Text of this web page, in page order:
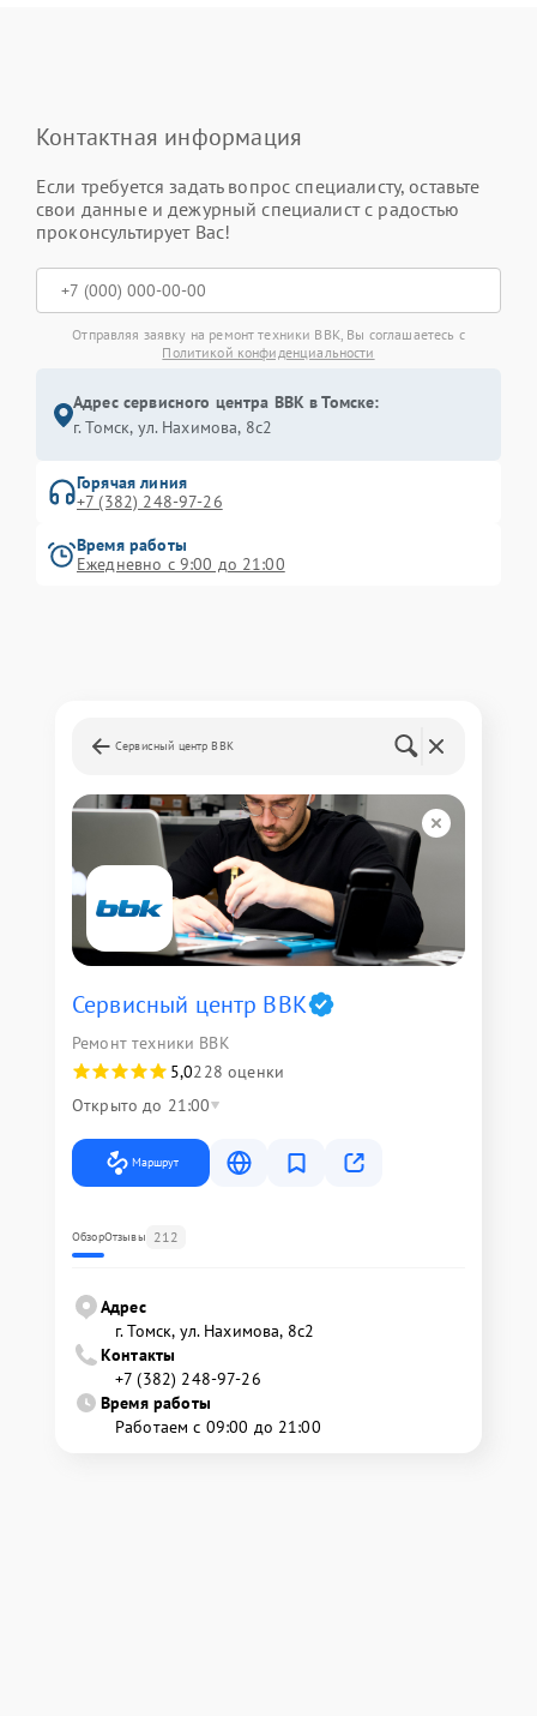
Контактная информация
Если требуется задать вопрос специалисту, оставьте
свои данные и дежурный специалист с радостью
проконсультирует Вас!
Отправляя заявку на ремонт техники BBK, Вы соглашаетесь с
Политикой конфиденциальности
Адрес сервисного центра BBK в Томске:
г. Томск, ул. Нахимова, 8с2
Горячая линия
+7 (382) 248-97-26
Время работы
Ежедневно с 9:00 до 21:00
Сервисный центр BBK
Сервисный центр BBK
Ремонт техники BBK
5,0228 оценки
Открыто до 21:00
Маршрут
ОбзорОтзывы 212
Адрес
г. Томск, ул. Нахимова, 8с2
Контакты
+7 (382) 248-97-26
Время работы
Работаем с 09:00 до 21:00